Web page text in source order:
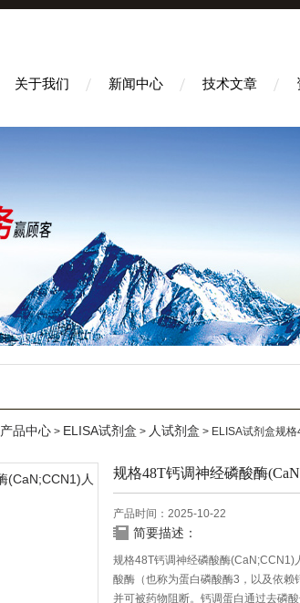
关于我们 新闻中心 技术文章
产品中心 > ELISA试剂盒 > 人试剂盒 > ELISA试剂盒规
规格48T钙调神经磷酸酶
产品时间：2025-10-22
简要描述：
规格48T钙调神经磷酸酶(CaN;CCN1)
酸酶（也称为蛋白磷酸酶3，以及依赖
并可被药物阻断。钙调蛋白通过去磷